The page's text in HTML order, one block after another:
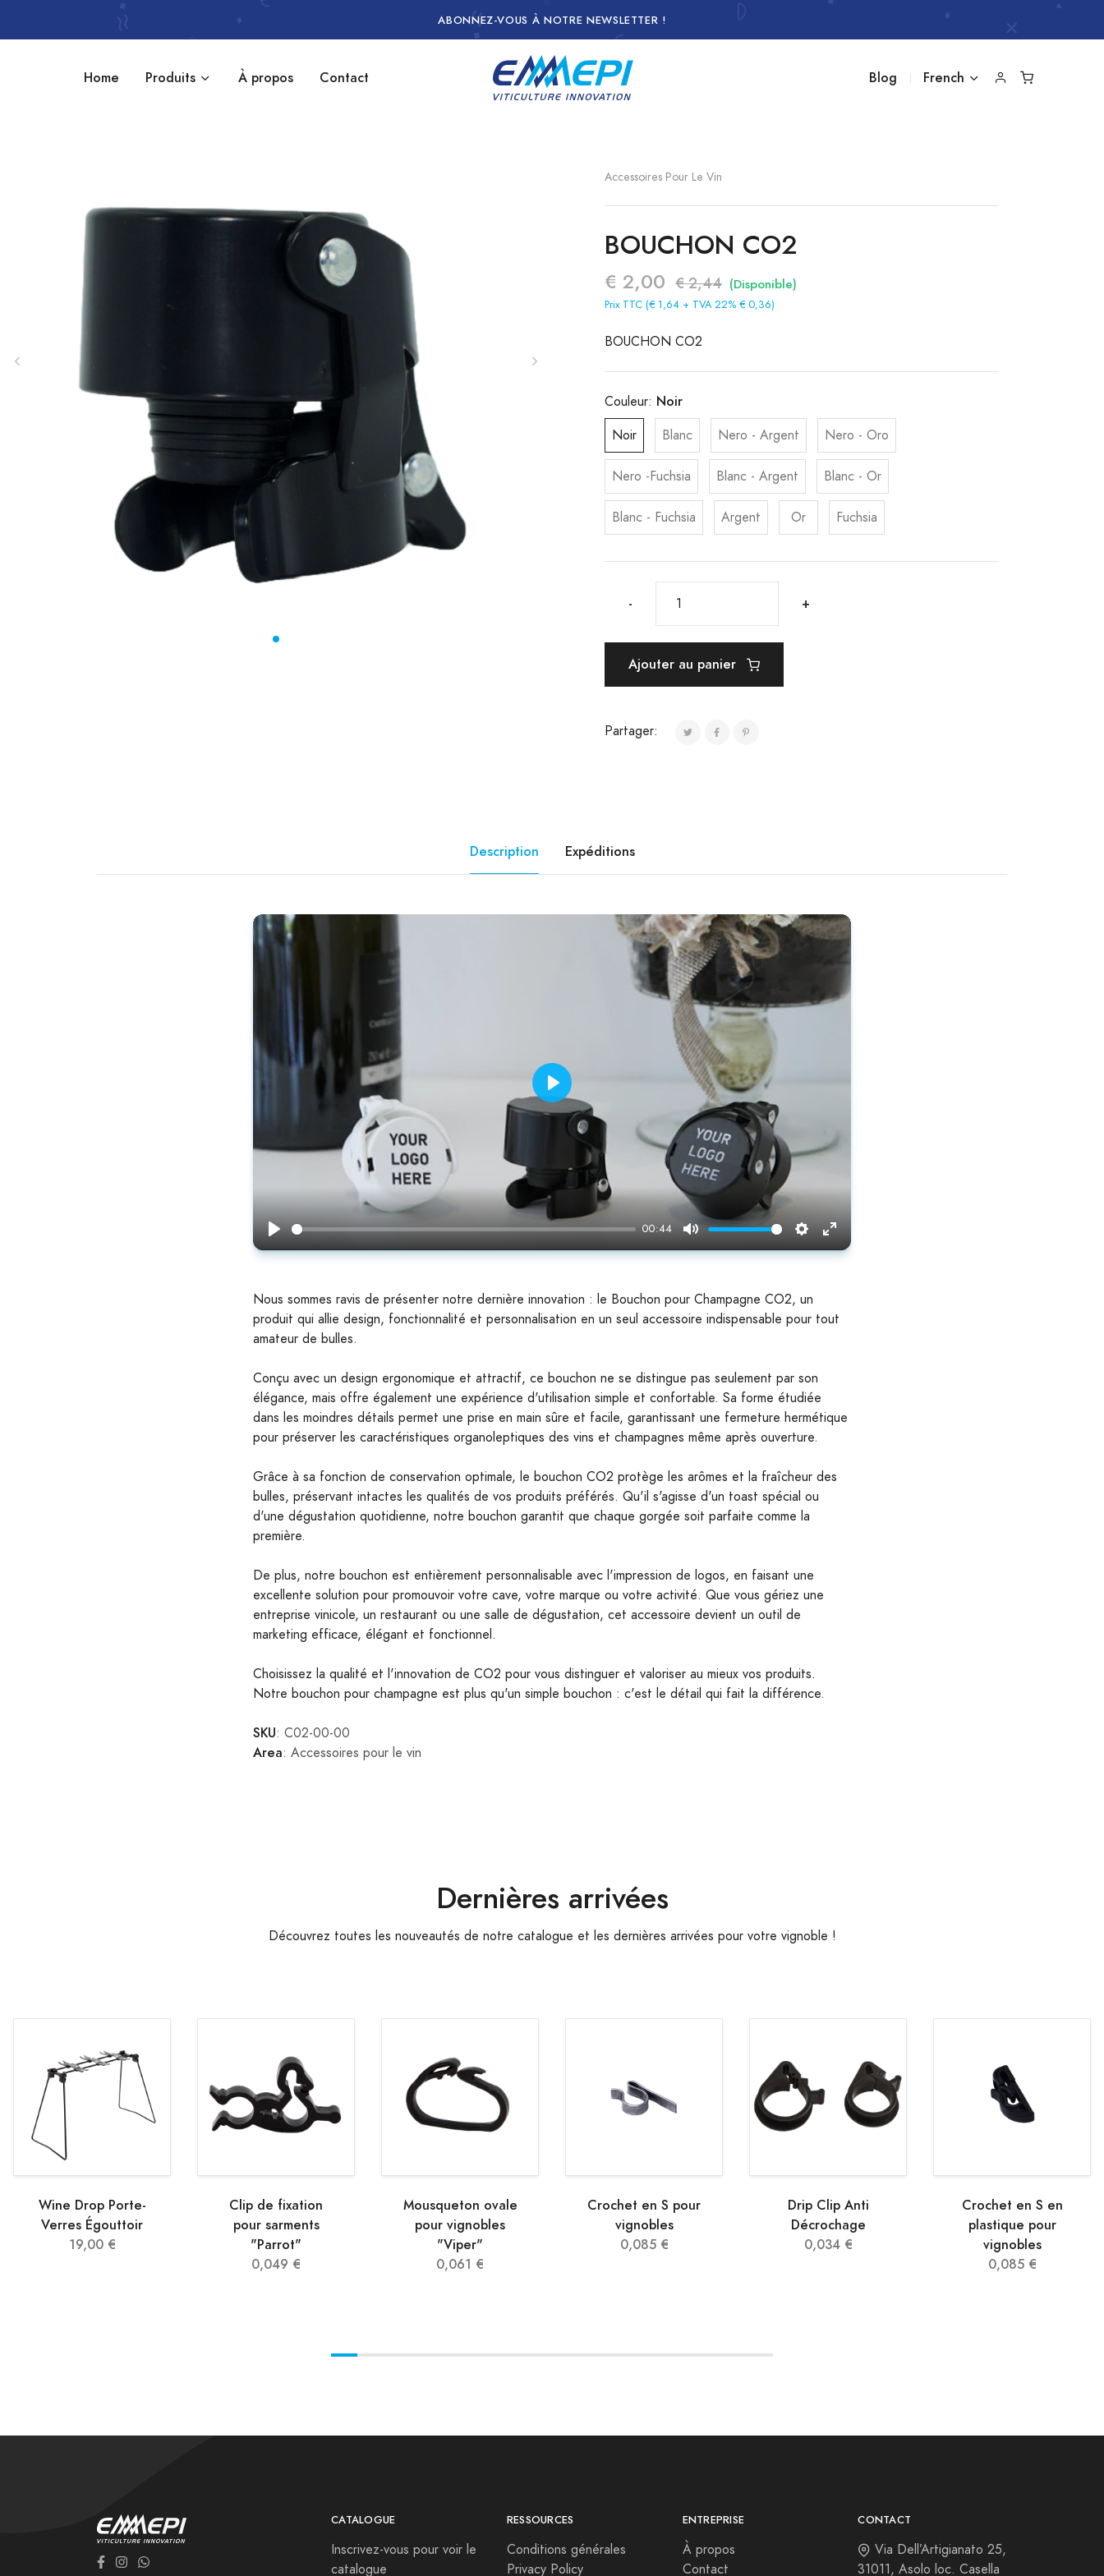
ABONNEZ-VOUS À NOTRE NEWSLETTER !
Home Produits À propos Contact Blog French
Accessoires Pour Le Vin
BOUCHON CO2
€ 2,00 € 2,44 (Disponible)
Prix TTC (€ 1,64 + TVA 22% € 0,36)
BOUCHON CO2
Couleur: Noir
Noir Blanc Nero - Argent Nero - Oro
Nero -Fuchsia Blanc - Argent Blanc - Or
Blanc - Fuchsia Argent Or Fuchsia
- +
Ajouter au panier
Partager:
Description Expéditions
Play
00:44
Mute Settings
Enter
Play
Nous sommes ravis de présenter notre dernière innovation : le Bouchon pour Champagne CO2, un
produit qui allie design, fonctionnalité et personnalisation en un seul accessoire indispensable pour tout
amateur de bulles.
Conçu avec un design ergonomique et attractif, ce bouchon ne se distingue pas seulement par son
élégance, mais offre également une expérience d'utilisation simple et confortable. Sa forme étudiée
dans les moindres détails permet une prise en main sûre et facile, garantissant une fermeture hermétique
pour préserver les caractéristiques organoleptiques des vins et champagnes même après ouverture.
Grâce à sa fonction de conservation optimale, le bouchon CO2 protège les arômes et la fraîcheur des
bulles, préservant intactes les qualités de vos produits préférés. Qu'il s'agisse d'un toast spécial ou
d'une dégustation quotidienne, notre bouchon garantit que chaque gorgée soit parfaite comme la
première.
De plus, notre bouchon est entièrement personnalisable avec l'impression de logos, en faisant une
excellente solution pour promouvoir votre cave, votre marque ou votre activité. Que vous gériez une
entreprise vinicole, un restaurant ou une salle de dégustation, cet accessoire devient un outil de
marketing efficace, élégant et fonctionnel.
Choisissez la qualité et l'innovation de CO2 pour vous distinguer et valoriser au mieux vos produits.
Notre bouchon pour champagne est plus qu'un simple bouchon : c'est le détail qui fait la différence.
SKU: C02-00-00
Area: Accessoires pour le vin
Dernières arrivées
Découvrez toutes les nouveautés de notre catalogue et les dernières arrivées pour votre vignoble !
Wine Drop Porte-
Verres Égouttoir
19,00 €
Clip de fixation
pour sarments
"Parrot"
0,049 €
Mousqueton ovale
pour vignobles
"Viper"
0,061 €
Crochet en S pour
vignobles
0,085 €
Drip Clip Anti
Décrochage
0,034 €
Crochet en S en
plastique pour
vignobles
0,085 €
CATALOGUE
Inscrivez-vous pour voir le
catalogue
RESSOURCES
Conditions générales
Privacy Policy
ENTREPRISE
À propos
Contact
CONTACT
Via Dell’Artigianato 25,
31011, Asolo loc. Casella